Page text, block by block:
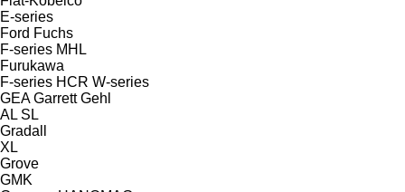
E-series
Ford Fuchs
F-series MHL
Furukawa
F-series HCR W-series
GEA Garrett Gehl
AL SL
Gradall
XL
Grove
GMK